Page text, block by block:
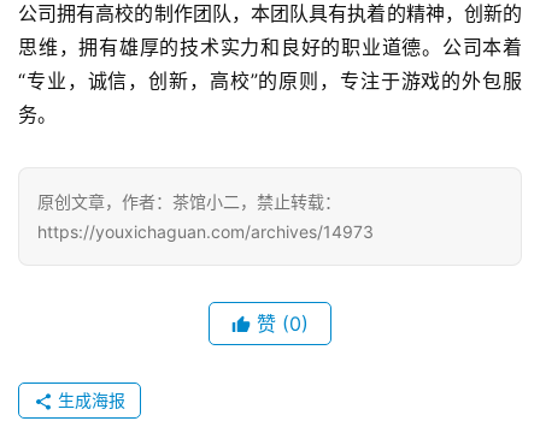
手
机
游
单
机
闲
游
公司拥有高校的制作团队，本团队具有执着的精神，创新的
思维，拥有雄厚的技术实力和良好的职业道德。公司本着
“专业，诚信，创新，高校”的原则，专注于游戏的外包服
务。
原创文章，作者：茶馆小二，禁止转载：
https://youxichaguan.com/archives/14973
赞 (0)
生成海报